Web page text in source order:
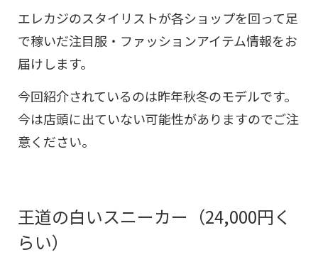
エレカジのスタイリストが各ショップを回って足
で稼いだ注目服・ファッションアイテム情報をお
届けします。
今回紹介されているのは昨年秋冬のモデルです。
今は店頭に出ていない可能性がありますのでご注
意ください。
王道の白いスニーカー（24,000円く
らい）